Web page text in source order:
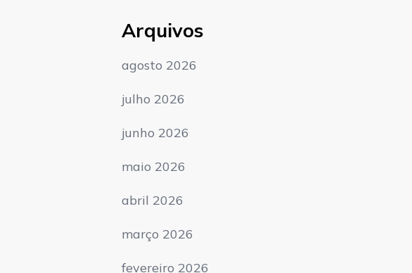
Arquivos
agosto 2026
julho 2026
junho 2026
maio 2026
abril 2026
março 2026
fevereiro 2026